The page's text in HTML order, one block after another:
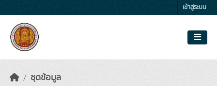
เข้าสู่ระบบ
ชุดข้อมูล